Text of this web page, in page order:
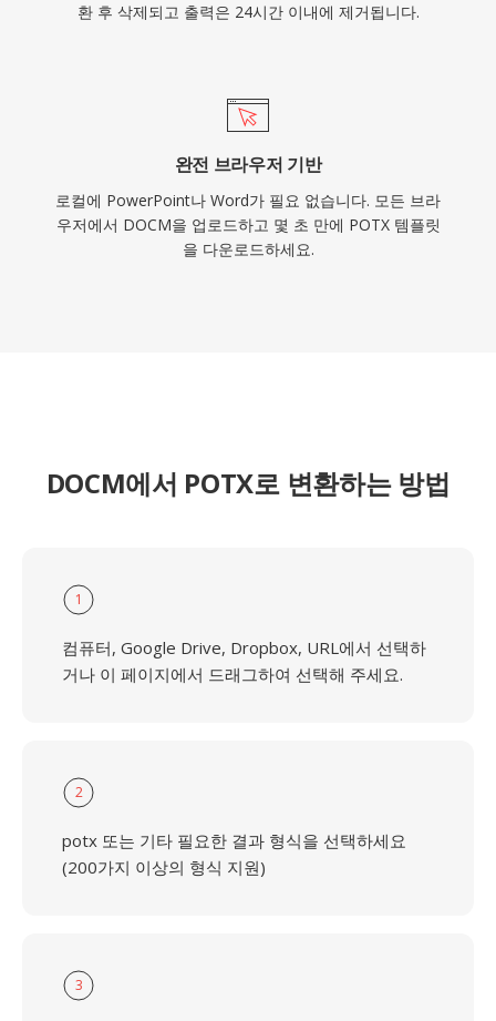
환 후 삭제되고 출력은 24시간 이내에 제거됩니다.
완전 브라우저 기반
로컬에 PowerPoint나 Word가 필요 없습니다. 모든 브라
우저에서 DOCM을 업로드하고 몇 초 만에 POTX 템플릿
을 다운로드하세요.
DOCM에서 POTX로 변환하는 방법
1
컴퓨터, Google Drive, Dropbox, URL에서 선택하
거나 이 페이지에서 드래그하여 선택해 주세요.
2
potx 또는 기타 필요한 결과 형식을 선택하세요
(200가지 이상의 형식 지원)
3